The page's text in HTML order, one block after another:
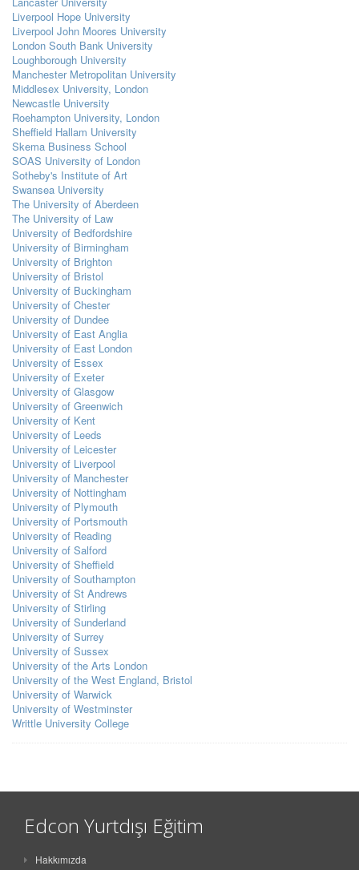
Liverpool Hope University
Liverpool John Moores University
London South Bank University
Loughborough University
Manchester Metropolitan University
Middlesex University, London
Newcastle University
Roehampton University, London
Sheffield Hallam University
Skema Business School
SOAS University of London
Sotheby's Institute of Art
Swansea University
The University of Aberdeen
The University of Law
University of Bedfordshire
University of Birmingham
University of Brighton
University of Bristol
University of Buckingham
University of Chester
University of Dundee
University of East Anglia
University of East London
University of Essex
University of Exeter
University of Glasgow
University of Greenwich
University of Kent
University of Leeds
University of Leicester
University of Liverpool
University of Manchester
University of Nottingham
University of Plymouth
University of Portsmouth
University of Reading
University of Salford
University of Sheffield
University of Southampton
University of St Andrews
University of Stirling
University of Sunderland
University of Surrey
University of Sussex
University of the Arts London
University of the West England, Bristol
University of Warwick
University of Westminster
Writtle University College
Edcon Yurtdışı Eğitim
Hakkımızda